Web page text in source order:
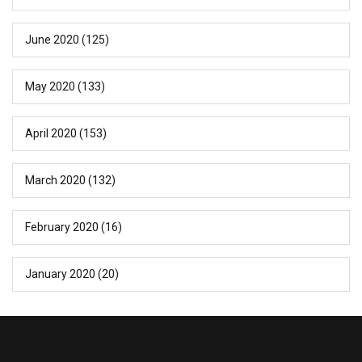
June 2020 (125)
May 2020 (133)
April 2020 (153)
March 2020 (132)
February 2020 (16)
January 2020 (20)